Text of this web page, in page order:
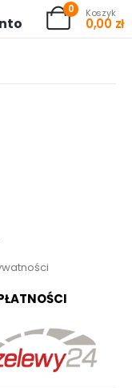
0 Koszyk
0,00 zł